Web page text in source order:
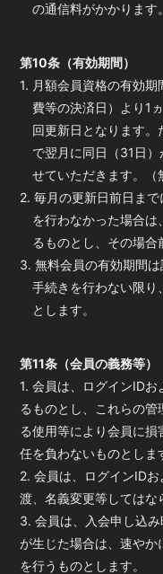
の通信料がかかります。
第10条（有効期間）
1. 月額会員資格の有効
費等の決済日）より1
回更新日となります
で翌月に同日（31日
せていただきます。（
2. 毎月の更新日前日ま
を行わなかった場合
るものとし、その場合
3. 無料会員の有効期間
手続きを行わない限
とします。
第11条（会員の義務等）
1. 会員は、ログインID
るものとし、これらの管
る使用等により会員に
任を負わないものとしま
2. 会員は、ログインID
渡、名義変更等してはな
3. 会員は、入会申し込
が生じた場合は、速や
を行うものとします。